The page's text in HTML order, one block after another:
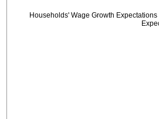
Households' Wage Growth